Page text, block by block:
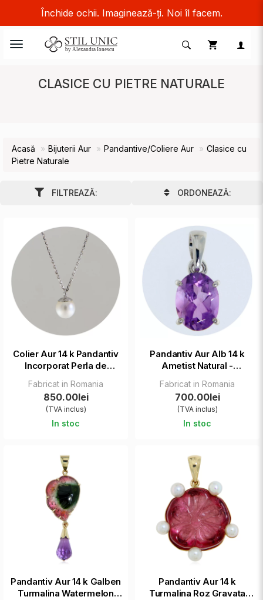
Închide ochii. Imaginează-ți. Noi îl facem.
Toggle
CLASICE CU PIETRE NATURALE
Acasă Bijuterii Aur Pandantive/Coliere Aur
Clasice cu
Pietre Naturale
FILTREAZĂ: ORDONEAZĂ:
Colier Aur 14 k Pandantiv
Incorporat Perla de
Delicatete si Echilibru
Fabricat in Romania
850.00lei
(TVA inclus)
In stoc
Pandantiv Aur Alb 14 k
Ametist Natural -
Interior
Fabricat in Romania
700.00lei
(TVA inclus)
In stoc
Pandantiv Aur 14 k Galben
Turmalina Watermelon
Pandantiv Aur 14 k
Turmalina Roz Gravata